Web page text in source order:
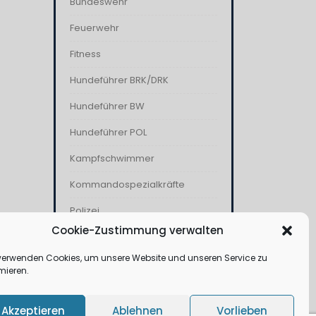
Cookie-Zustimmung verwalten
Cookies, um unsere Website und unseren Service zu
Akzeptieren Ablehnen Vorlieben
Feuerwehr
Fitness
Hundeführer BRK/DRK
Hundeführer BW
Hundeführer POL
Kampfschwimmer
Kommandospezialkräfte
Polizei
THW
Wasserwacht